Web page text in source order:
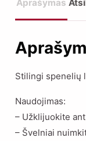
Aprašymas
Stilingi spenelių
Naudojimas:
– Užklijuokite
– Švelniai